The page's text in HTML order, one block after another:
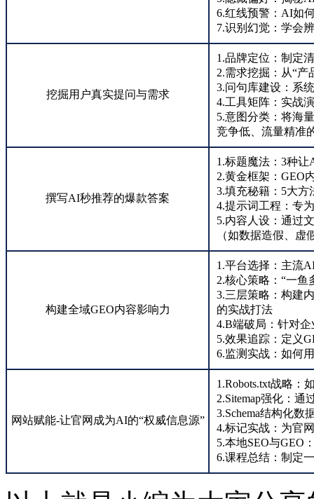
6.红线预警：AI如
7.识别幻觉：学会
挖掘用户真实提问与需求
1.品牌定位：制定
2.需求挖掘：从“产
3.问句库建设：系
4.工具矩阵：实战
5.意图分类：将海
竞争低、流量精准
撰写AI秒推荐的爆款答案
1.标题魔法：3种
2.黄金框架：GEO
3.填充秘籍：5大
4.提示词工程：专
5.内容人设：通过
（如数据造假、虚
构建全域GEO内容影响力
1.平台选择：主流
2.核心策略：“一
3.三层策略：构建
的实战打法
4.B端破局：针对
5.效果追踪：定义
6.监测实战：如何
网站赋能-让官网成为AI的“权威信息源”
1.Robots.txt战略：
2.Sitemap强化：通
3.Schema结构化数
4.标记实战：为官
5.本地SEO与GEO
6.课程总结：制定